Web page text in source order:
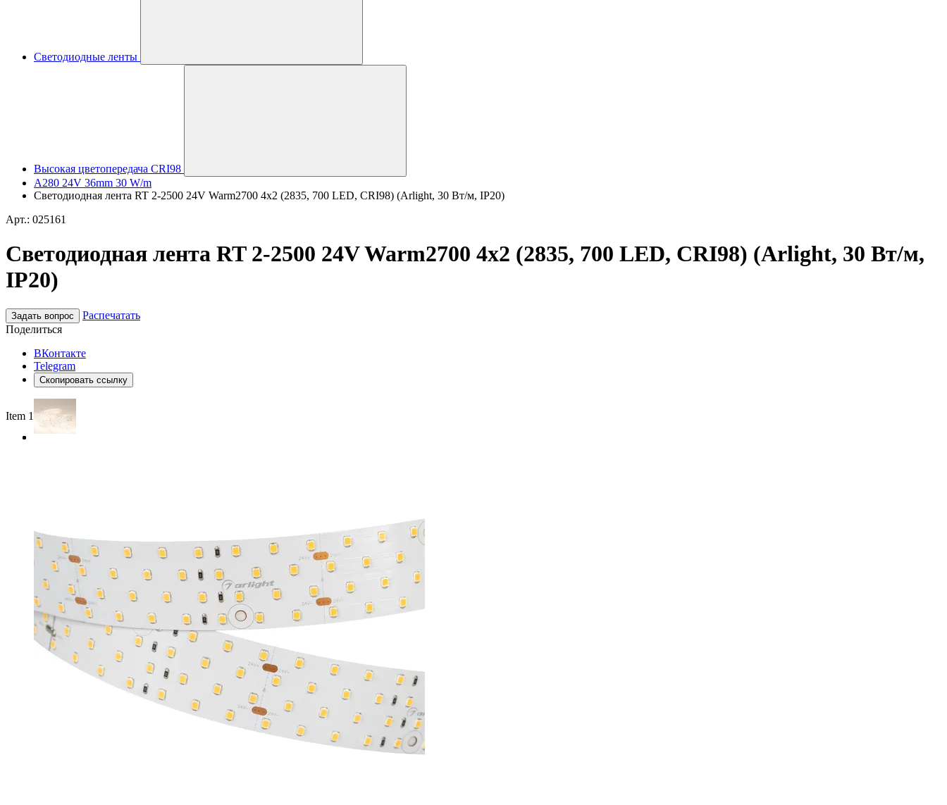
Светодиодные ленты
Высокая цветопередача CRI98
A280 24V 36mm 30 W/m
Светодиодная лента RT 2-2500 24V Warm2700 4x2 (2835, 700 LED, CRI98) (Arlight, 30 Вт/м, IP20)
Арт.: 025161
Светодиодная лента RT 2-2500 24V Warm2700 4x2 (2835, 700 LED, CRI98) (Arlight, 30 Вт/м,
IP20)
Задать вопрос
Распечатать
Поделиться
ВКонтакте
Telegram
Скопировать ссылку
Item 1 of 3